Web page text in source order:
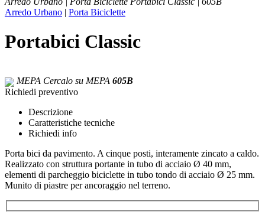
Arredo Urbano | Porta Biciclette
Portabici Classic
MEPA Cercalo su MEPA 605B
Richiedi preventivo
Descrizione
Caratteristiche tecniche
Richiedi info
Porta bici da pavimento. A cinque posti, interamente zincato a caldo.
Realizzato con struttura portante in tubo di acciaio Ø 40 mm,
elementi di parcheggio biciclette in tubo tondo di acciaio Ø 25 mm.
Munito di piastre per ancoraggio nel terreno.